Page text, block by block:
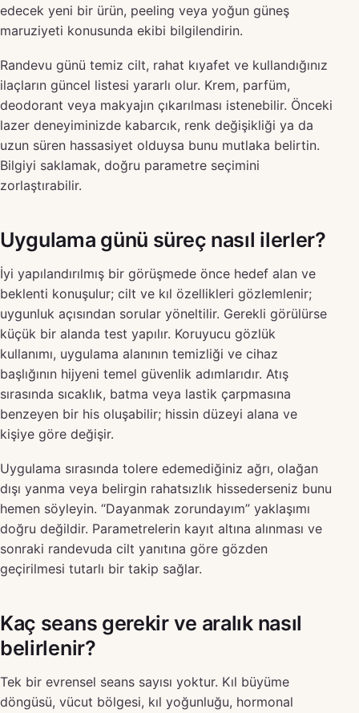
edecek yeni bir ürün, peeling veya yoğun güneş
maruziyeti konusunda ekibi bilgilendirin.
Randevu günü temiz cilt, rahat kıyafet ve kullandığınız
ilaçların güncel listesi yararlı olur. Krem, parfüm,
deodorant veya makyajın çıkarılması istenebilir. Önceki
lazer deneyiminizde kabarcık, renk değişikliği ya da
uzun süren hassasiyet olduysa bunu mutlaka belirtin.
Bilgiyi saklamak, doğru parametre seçimini
zorlaştırabilir.
Uygulama günü süreç nasıl ilerler?
İyi yapılandırılmış bir görüşmede önce hedef alan ve
beklenti konuşulur; cilt ve kıl özellikleri gözlemlenir;
uygunluk açısından sorular yöneltilir. Gerekli görülürse
küçük bir alanda test yapılır. Koruyucu gözlük
kullanımı, uygulama alanının temizliği ve cihaz
başlığının hijyeni temel güvenlik adımlarıdır. Atış
sırasında sıcaklık, batma veya lastik çarpmasına
benzeyen bir his oluşabilir; hissin düzeyi alana ve
kişiye göre değişir.
Uygulama sırasında tolere edemediğiniz ağrı, olağan
dışı yanma veya belirgin rahatsızlık hissederseniz bunu
hemen söyleyin. “Dayanmak zorundayım” yaklaşımı
doğru değildir. Parametrelerin kayıt altına alınması ve
sonraki randevuda cilt yanıtına göre gözden
geçirilmesi tutarlı bir takip sağlar.
Kaç seans gerekir ve aralık nasıl
belirlenir?
Tek bir evrensel seans sayısı yoktur. Kıl büyüme
döngüsü, vücut bölgesi, kıl yoğunluğu, hormonal